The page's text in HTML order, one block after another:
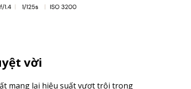
vời
mang lại hiệu suất vượt trội trong